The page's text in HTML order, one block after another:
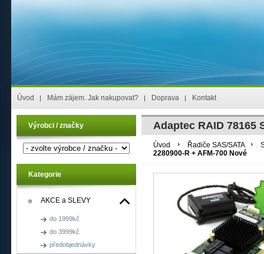
Úvod Mám zájem. Jak nakupovat? Doprava Kontakt
Výrobci / značky
Kategorie
AKCE a SLEVY
do 1999kč
do 3999kč
předobjednávky
Adaptec RAID 78165
Úvod Řadiče SAS/SATA
2280900-R + AFM-700 Nové